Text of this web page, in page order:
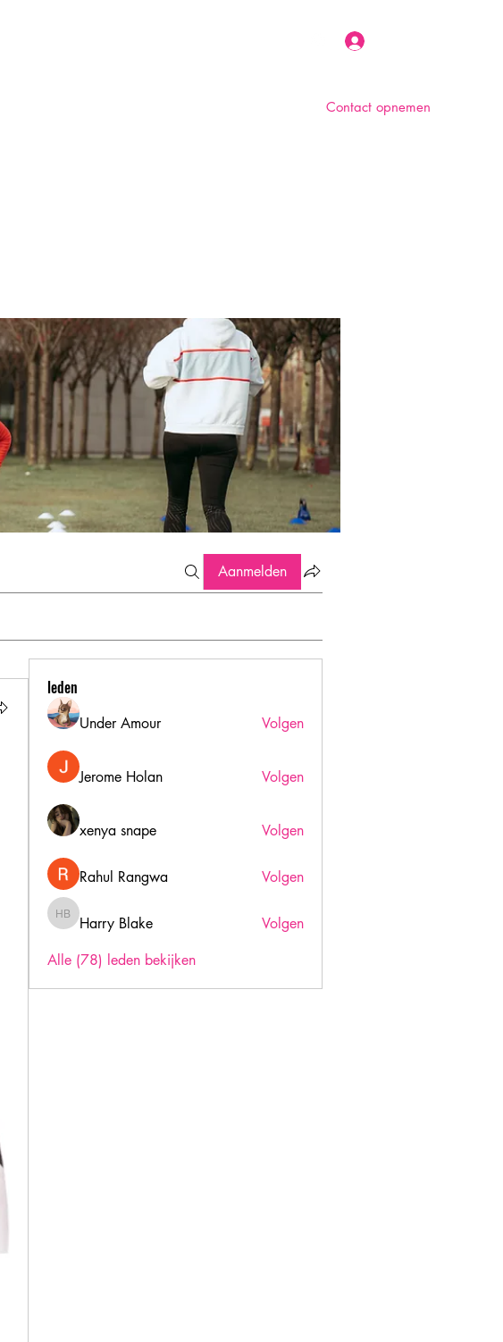
Contact opnemen
Aanmelden
leden
Under Amour Volgen
Jerome Holan Volgen
xenya snape Volgen
Rahul Rangwa Volgen
Harry Blake
Harry Blake
Volgen
Alle (78) leden bekijken